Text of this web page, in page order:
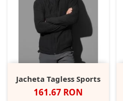
Jacheta Tagless Sports
Pret
161.67 RON